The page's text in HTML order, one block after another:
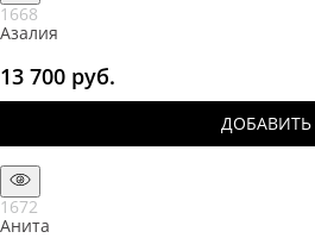
1668
Азалия
13 700 руб.
ДОБАВИТЬ
1672
Анита